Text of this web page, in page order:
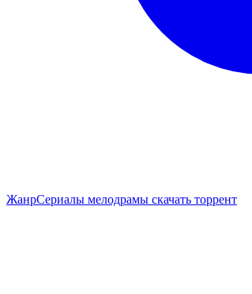
ЖанрСериалы мелодрамы скачать торрент